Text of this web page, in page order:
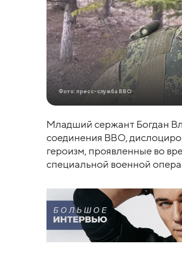
Фото: пресс-служба ВВО
Младший сержант Богдан
соединения ВВО,
героизм, проявленные во
специальной военной